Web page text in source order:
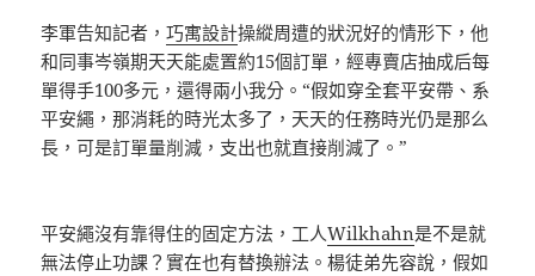
李軍告知記者，巧寓設計操縱周遭的狀況好的情形下，他
和同事岑嶺期天天能處置約15個訂單，經專賣店抽成后每
單得手100多元，還得兩小我分。“假如穿全套平安帶、系
平安繩，那消耗的時光太多了，天天的任務時光仍是那么
長，可是訂單量削減，支出也就直接削減了。”
平安繩沒有靠得住的固定方法，工人Wilkhahn是不是就
無法停止功課？實在也有替換辦法。楊徒弟先容說，假如